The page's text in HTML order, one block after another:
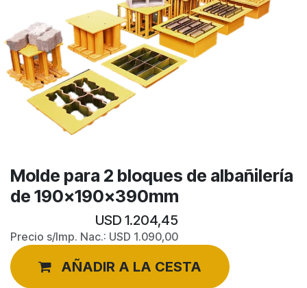
Molde para 2 bloques de albañilería
de 190x190x390mm
USD 1.204,45
Precio s/Imp. Nac.: USD 1.090,00
AÑADIR A LA CESTA